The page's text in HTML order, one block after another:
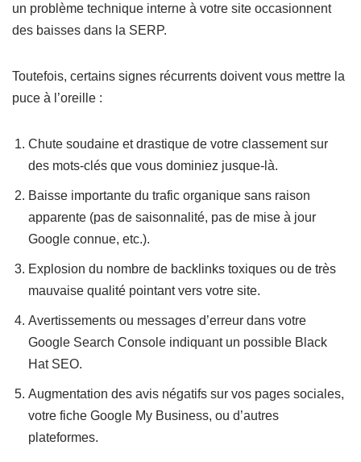
un problème technique interne à votre site occasionnent
des baisses dans la SERP.
Toutefois, certains signes récurrents doivent vous mettre la
puce à l’oreille :
Chute soudaine et drastique de votre classement sur
des mots-clés que vous dominiez jusque-là.
Baisse importante du trafic organique sans raison
apparente (pas de saisonnalité, pas de mise à jour
Google connue, etc.).
Explosion du nombre de backlinks toxiques ou de très
mauvaise qualité pointant vers votre site.
Avertissements ou messages d’erreur dans votre
Google Search Console indiquant un possible Black
Hat SEO.
Augmentation des avis négatifs sur vos pages sociales,
votre fiche Google My Business, ou d’autres
plateformes.